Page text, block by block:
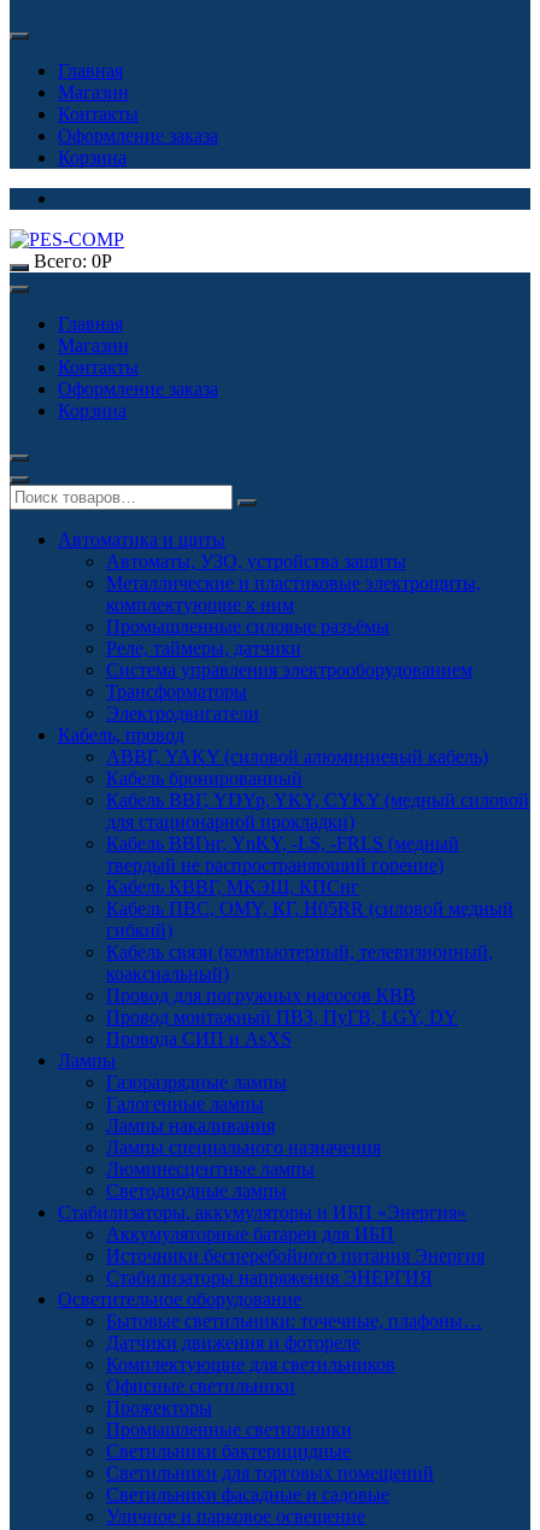
Главная
Магазин
Контакты
Оформление заказа
Корзина
Всего: 0Р
Главная
Магазин
Контакты
Оформление заказа
Корзина
Автоматика и щиты
Автоматы, УЗО, устройства защиты
Металлические и пластиковые электрощиты,
комплектующие к ним
Промышленные силовые разъёмы
Реле, таймеры, датчики
Система управления электрооборудованием
Трансформаторы
Электродвигатели
Кабель, провод
АВВГ, YAKY (силовой алюминиевый кабель)
Кабель бронированный
Кабель ВВГ, YDYp, YKY, CYKY (медный силовой
для стационарной прокладки)
Кабель ВВГнг, YnKY, -LS, -FRLS (медный
твердый не распространяющий горение)
Кабель КВВГ, МКЭШ, КПСнг
Кабель ПВС, OMY, КГ, H05RR (силовой медный
гибкий)
Кабель связи (компьютерный, телевизионный,
коаксиальный)
Провод для погружных насосов КВВ
Провод монтажный ПВЗ, ПуГВ, LGY, DY
Провода СИП и AsXS
Лампы
Газоразрядные лампы
Галогенные лампы
Лампы накаливания
Лампы специального назначения
Люминесцентные лампы
Светодиодные лампы
Стабилизаторы, аккумуляторы и ИБП «Энергия»
Аккумуляторные батареи для ИБП
Источники бесперебойного питания Энергия
Стабилизаторы напряжения ЭНЕРГИЯ
Осветительное оборудование
Бытовые светильники: точечные, плафоны…
Датчики движения и фотореле
Комплектующие для светильников
Офисные светильники
Прожекторы
Промышленные светильники
Светильники бактерицидные
Светильники для торговых помещений
Светильники фасадные и садовые
Уличное и парковое освещение